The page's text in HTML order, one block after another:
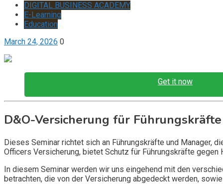
DIGITAL BUSINESS ACADEMY
E-Learning
Education
March 24, 2026 0
Get it now
D&O-Versicherung für
Dieses Seminar richtet sich an Führungskräfte und Manager,
Officers Versicherung, bietet Schutz für Führungskräfte
In diesem Seminar werden wir uns eingehend mit den
betrachten, die von der Versicherung abgedeckt werden,